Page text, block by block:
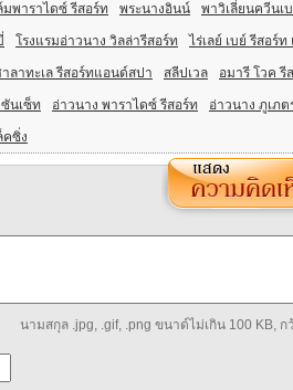
พาราไดซ์ รีสอร์ท พระนางอินน์ พาวิเลี่ยนควีนเ
โรงแรมอ่าวนาง วิลล่ารีสอร์ท ไร่เลย์ เบย์ รีสอร์
ลาทะเล รีสอร์ทแอนด์สปา สลีปเวล อมารี โวค รี
นเซ็ท อ่าวนาง พาราไดซ์ รีสอร์ท อ่าวนาง ภูเภต
คซิ่ง
นามสกุล .jpg, .gif, .png ขนาด์ไม่เกิน 100 KB, ก